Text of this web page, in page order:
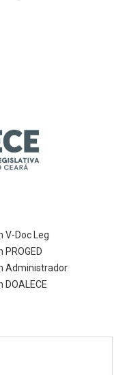
V-Doc Leg
PROGED
Administrador
DOALECE